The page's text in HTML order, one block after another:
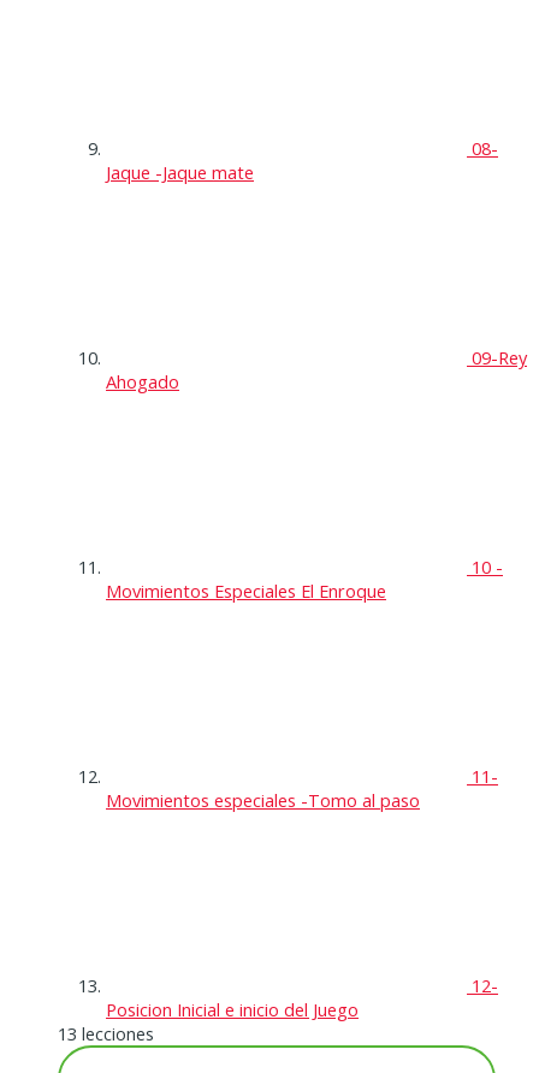
08-
Jaque -Jaque mate
09-Rey
Ahogado
10 -
Movimientos Especiales El Enroque
11-
Movimientos especiales -Tomo al paso
12-
Posicion Inicial e inicio del Juego
13 lecciones